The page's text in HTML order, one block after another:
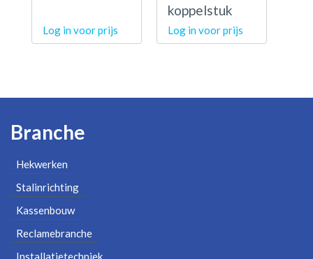
Log in voor prijs
koppelstuk
Log in voor prijs
Branche
Hekwerken
Stalinrichting
Kassenbouw
Reclamebranche
Installatietechniek